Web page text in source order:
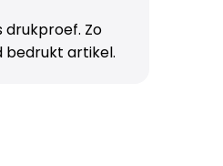
drukproef. Zo
bedrukt artikel.